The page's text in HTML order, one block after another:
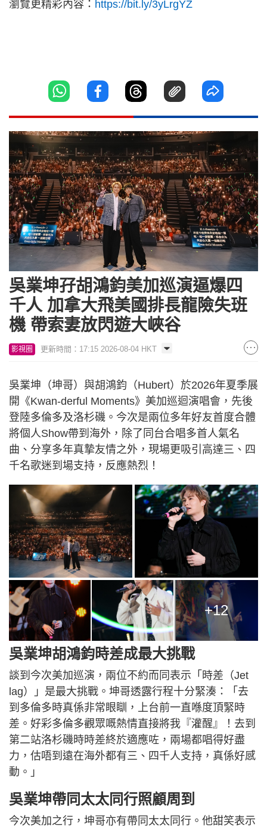
瀏覽更精彩內容： https://bit.ly/3yLrgYZ
吳業坤孖胡鴻鈞美加巡演逼爆四
千人 加拿大飛美國排長龍險失班
機 帶索妻放閃遊大峽谷
影視圈 更新時間：17:15 2026-08-04 HKT
吳業坤（坤哥）與胡鴻鈞（Hubert）於2026年夏季展
開《Kwan-derful Moments》美加巡迴演唱會，先後
登陸多倫多及洛杉磯。今次是兩位多年好友首度合體
將個人Show帶到海外，除了同台合唱多首人氣名
曲、分享多年真摯友情之外，現場更吸引高達三、四
千名歌迷到場支持，反應熱烈！
+12
吳業坤胡鴻鈞時差成最大挑戰
談到今次美加巡演，兩位不約而同表示「時差（Jet
lag）」是最大挑戰。坤哥透露行程十分緊湊：「去
到多倫多時真係非常眼瞓，上台前一直喺度頂緊時
差。好彩多倫多觀眾嘅熱情直接將我『灌醒』！去到
第二站洛杉磯時時差終於適應咗，兩場都唱得好盡
力，估唔到遠在海外都有三、四千人支持，真係好感
動。」
吳業坤帶同太太同行照顧周到
今次美加之行，坤哥亦有帶同太太同行。他甜笑表示